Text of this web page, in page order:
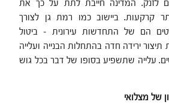
לזנק. המדינה חייבת לתת על כך את
קרקעות. ביישוב כמו רמת גן לצורך
מהפרויקטים הם של התחדשות עירונית – ביטול
ירידה חדה בהתחלות הבנייה ועלייה
עלייה שתשפיע בסופו של דבר בכל גוש
של מצלואי